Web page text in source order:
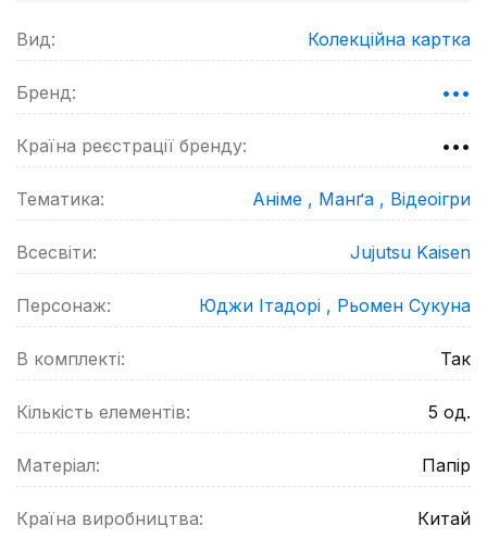
Вид: Колекційна картка
Бренд: •••
Країна реєстрації бренду: •••
Тематика: Аніме , Манґа , Відеоігри
Всесвіти: Jujutsu Kaisen
Персонаж: Юджи Ітадорі , Рьомен Сукуна
В комплекті: Так
Кількість елементів: 5 од.
Матеріал: Папір
Країна виробництва: Китай